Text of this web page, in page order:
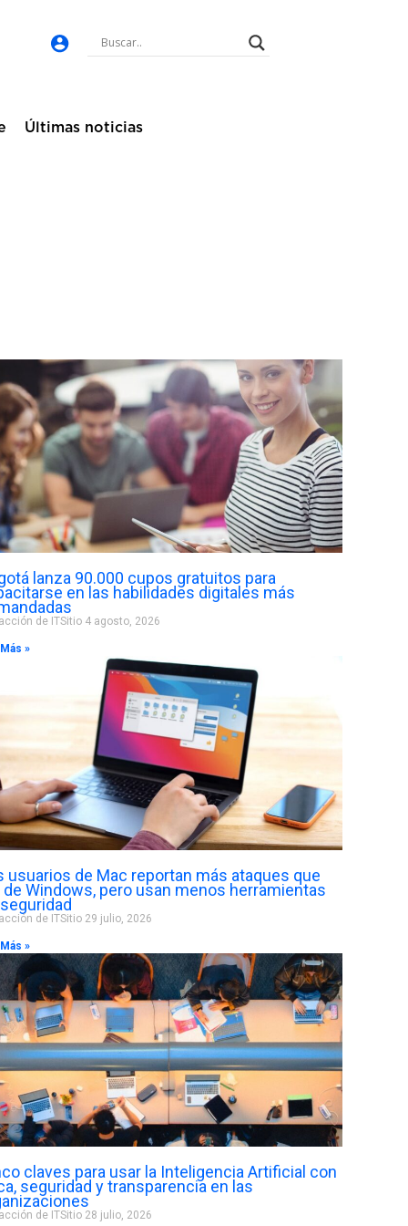
Últimas noticias
lanza 90.000 cupos gratuitos para
en las habilidades digitales más
de ITSitio 4 agosto, 2026
»
usuarios de Mac reportan más ataques que
de Windows, pero usan menos herramientas
de ITSitio 29 julio, 2026
»
claves para usar la Inteligencia Artificial con
seguridad y transparencia en las
de ITSitio 28 julio, 2026